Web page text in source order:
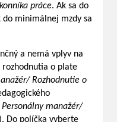
práce. Ak sa do
do minimálnej mzdy sa
a nemá vplyv na
rozhodnutia o plate
Rozhodnutie o
manažér/
Do políčka vyberte